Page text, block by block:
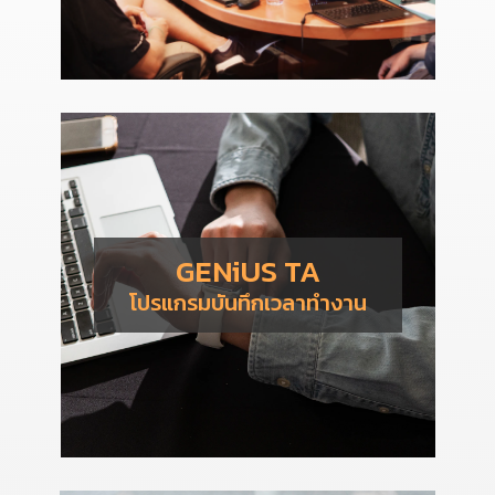
GENiUS TA
โปรแกรมบันทึกเวลาทำงาน